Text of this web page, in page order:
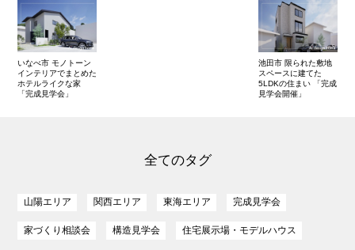
いなべ市 モノトーン
インテリアでまとめた
ホテルライクな家
「完成見学会」
池田市 限られた敷地
スペースに建てた
5LDKの住まい 「完成
見学会開催」
全てのタグ
山陽エリア 関西エリア 東海エリア 完成見学会
家づくり相談会 構造見学会 住宅展示場・モデルハウス